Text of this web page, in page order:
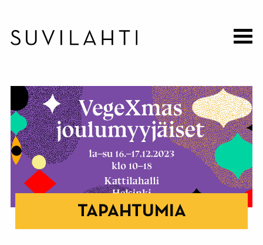
TAPAHTUMIA